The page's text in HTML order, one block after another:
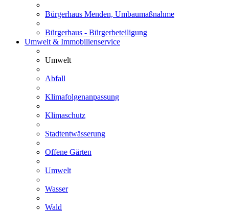
Bürgerhaus Menden, Umbaumaßnahme
Bürgerhaus - Bürgerbeteiligung
Umwelt & Immobilienservice
Umwelt
Abfall
Klimafolgenanpassung
Klimaschutz
Stadtentwässerung
Offene Gärten
Umwelt
Wasser
Wald